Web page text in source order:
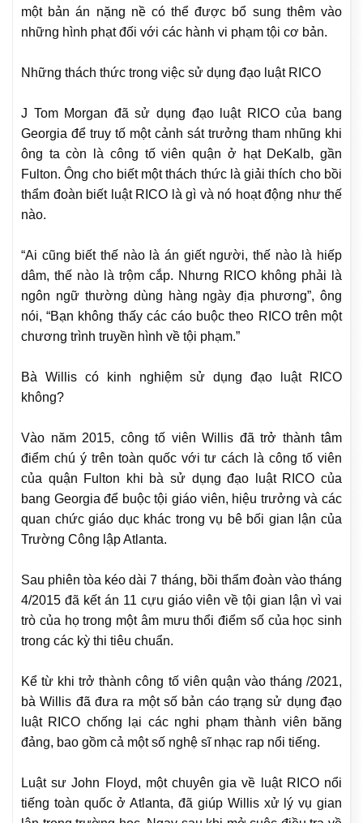
một bản án nặng nề có thể được bổ sung thêm vào
những hình phạt đối với các hành vi phạm tội cơ bản.
Những thách thức trong việc sử dụng đạo luật RICO
J Tom Morgan đã sử dụng đạo luật RICO của bang
Georgia để truy tố một cảnh sát trưởng tham nhũng khi
ông ta còn là công tố viên quận ở hạt DeKalb, gần
Fulton. Ông cho biết một thách thức là giải thích cho bồi
thẩm đoàn biết luật RICO là gì và nó hoạt động như thế
nào.
“Ai cũng biết thế nào là án giết người, thế nào là hiếp
dâm, thế nào là trộm cắp. Nhưng RICO không phải là
ngôn ngữ thường dùng hàng ngày địa phương”, ông
nói, “Bạn không thấy các cáo buộc theo RICO trên một
chương trình truyền hình về tội phạm.”
Bà Willis có kinh nghiệm sử dụng đạo luật RICO
không?
Vào năm 2015, công tố viên Willis đã trở thành tâm
điểm chú ý trên toàn quốc với tư cách là công tố viên
của quận Fulton khi bà sử dụng đạo luật RICO của
bang Georgia để buộc tội giáo viên, hiệu trưởng và các
quan chức giáo dục khác trong vụ bê bối gian lận của
Trường Công lập Atlanta.
Sau phiên tòa kéo dài 7 tháng, bồi thẩm đoàn vào tháng
4/2015 đã kết án 11 cựu giáo viên về tội gian lận vì vai
trò của họ trong một âm mưu thổi điểm số của học sinh
trong các kỳ thi tiêu chuẩn.
Kể từ khi trở thành công tố viên quận vào tháng /2021,
bà Willis đã đưa ra một số bản cáo trạng sử dụng đạo
luật RICO chống lại các nghi phạm thành viên băng
đảng, bao gồm cả một số nghệ sĩ nhạc rap nổi tiếng.
Luật sư John Floyd, một chuyên gia về luật RICO nổi
tiếng toàn quốc ở Atlanta, đã giúp Willis xử lý vụ gian